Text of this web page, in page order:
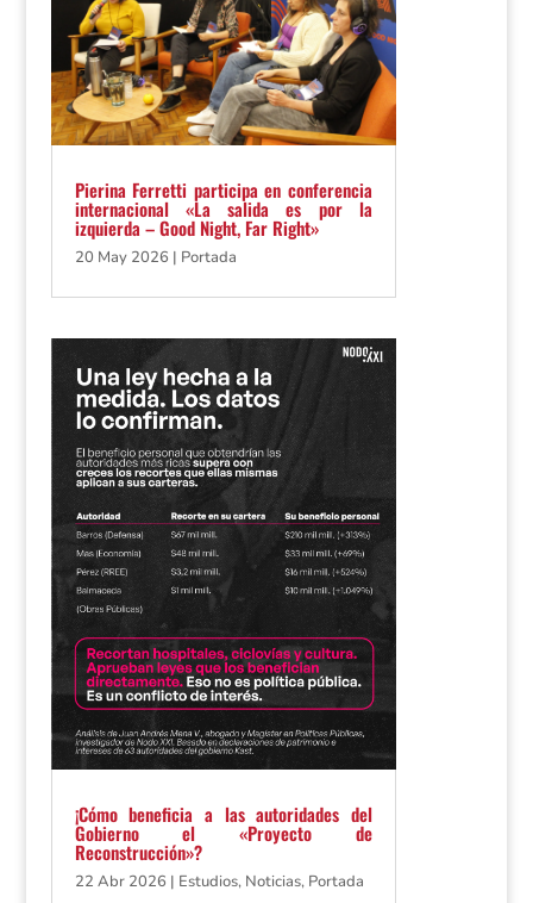
Pierina Ferretti participa en conferencia
internacional «La salida es por la
izquierda – Good Night, Far Right»
20 May 2026 | Portada
¡Cómo beneficia a las autoridades del
Gobierno el «Proyecto de
Reconstrucción»?
22 Abr 2026 | Estudios, Noticias, Portada